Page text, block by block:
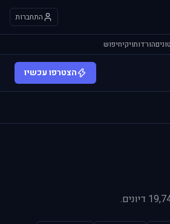
התחברות
הורדותויקיחיפוש
הצטרפו עכשיו